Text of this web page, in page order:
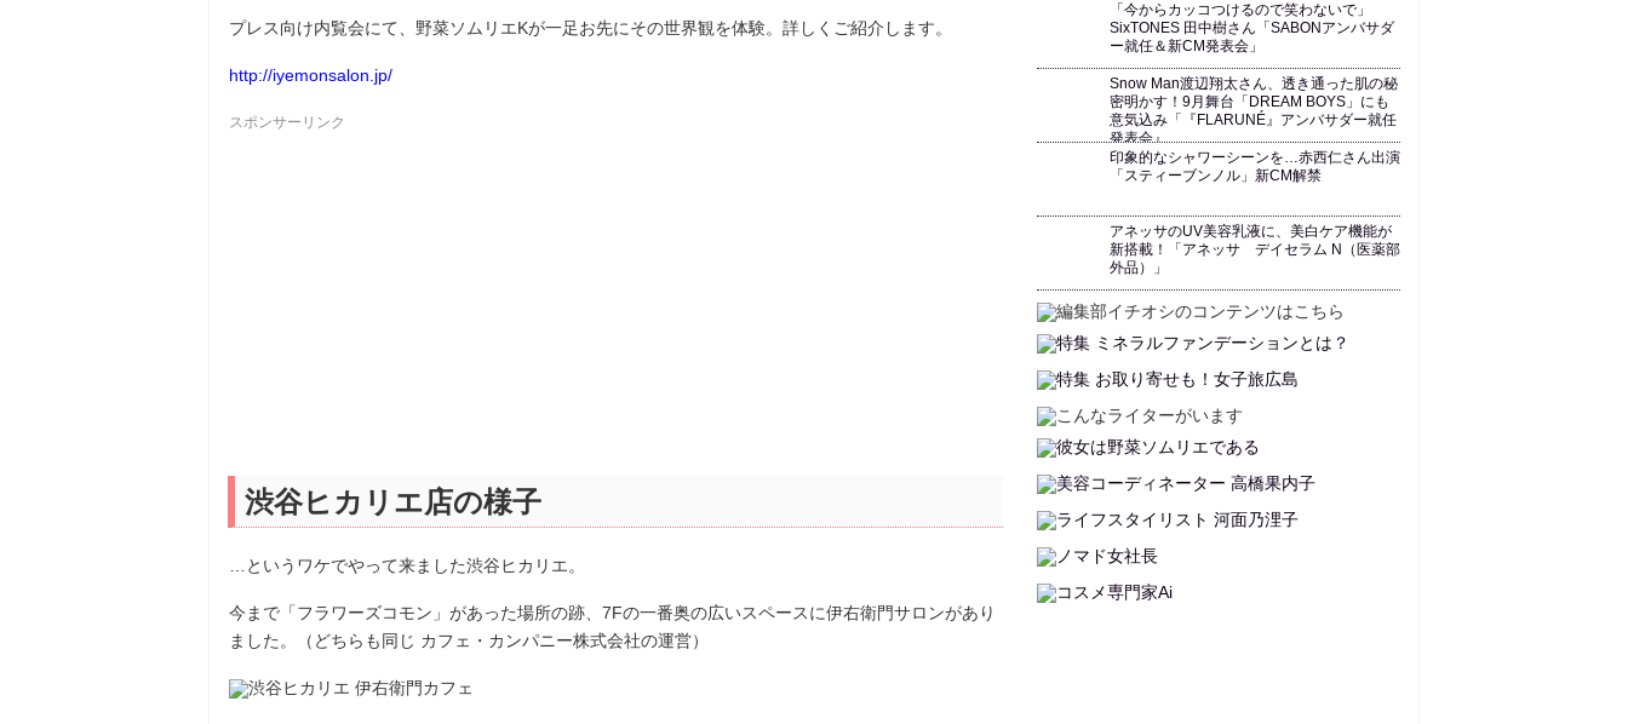
プレス向け内覧会にて、野菜ソムリエKが一足お先にその世界観を体験。詳しくご紹介します。
http://iyemonsalon.jp/
スポンサーリンク
渋谷ヒカリエ店の様子
…というワケでやって来ました渋谷ヒカリエ。
今まで「フラワーズコモン」があった場所の跡、7Fの一番奥の広いスペースに伊右衛門サロンがあり
ました。（どちらも同じ カフェ・カンパニー株式会社の運営）
「今からカッコつけるので笑わないで」
SixTONES 田中樹さん「SABONアンバサダ
ー就任＆新CM発表会」
Snow Man渡辺翔太さん、透き通った肌の秘
密明かす！9月舞台「DREAM BOYS」にも
意気込み「『FLARUNÉ』アンバサダー就任
発表会』
印象的なシャワーシーンを…赤西仁さん出演
「スティーブンノル」新CM解禁
アネッサのUV美容乳液に、美白ケア機能が
新搭載！「アネッサ デイセラム N（医薬部
外品）」